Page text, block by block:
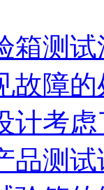
箱测
故障的
计考
品测